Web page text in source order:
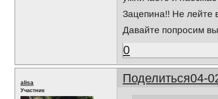
Зацепина!! Не лейте
Давайте попросим
0
Поделиться04-
alisa
Участник